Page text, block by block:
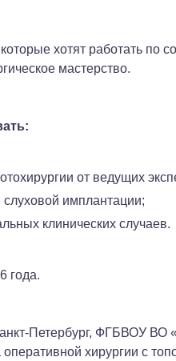
хотят работать
мастерство.
от ведущих
слуховой имплантации;
клинических случаев.
года.
Петербург, ФГБВОУ ВО
хирургии с